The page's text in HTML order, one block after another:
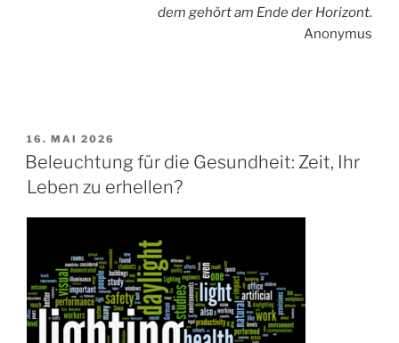
dem gehört am Ende der Horizont.
Anonymus
VERÖFFENTLICHT
AM
16. MAI 2026
Beleuchtung für die Gesundheit: Zeit, Ihr
Leben zu erhellen?